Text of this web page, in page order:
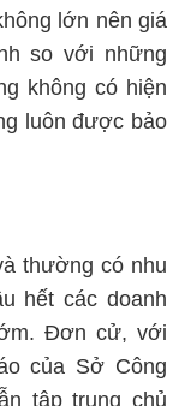
lớn nên giá
so với những
không có hiện
luôn được bảo
thường có nhu
hết các doanh
Đơn cử, với
của Sở Công
tập trung chủ